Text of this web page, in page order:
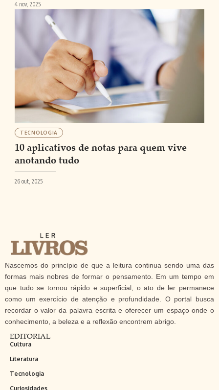
4 nov, 2025
TECNOLOGIA
10 aplicativos de notas para quem vive
anotando tudo
26 out, 2025
Nascemos do princípio de que a leitura continua sendo uma das
formas mais nobres de formar o pensamento. Em um tempo em
que tudo se tornou rápido e superficial, o ato de ler permanece
como um exercício de atenção e profundidade. O portal busca
recordar o valor da palavra escrita e oferecer um espaço onde o
conhecimento, a beleza e a reflexão encontrem abrigo.
EDITORIAL
Cultura
Literatura
Tecnologia
Curiosidades